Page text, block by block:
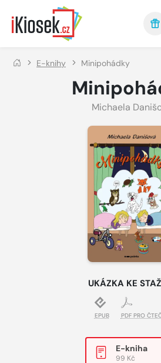
Přejít na hlavní obsah
E-knihy Minipohádky
Michaela
UKÁZKA KE
EPUB PDF PRO
E-kniha
99 Kč